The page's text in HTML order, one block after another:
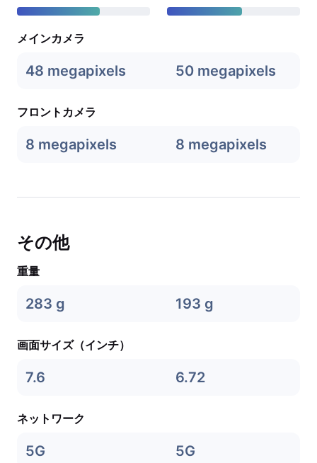
メインカメラ
48 megapixels 50 megapixels
フロントカメラ
8 megapixels 8 megapixels
その他
重量
283 g 193 g
画面サイズ（インチ）
7.6 6.72
ネットワーク
5G 5G